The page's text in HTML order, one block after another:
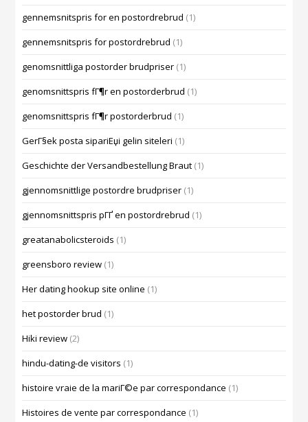
gennemsnitspris for en postordrebrud (1)
gennemsnitspris for postordrebrud (1)
genomsnittliga postorder brudpriser (1)
genomsnittspris fГ¶r en postorderbrud (1)
genomsnittspris fГ¶r postorderbrud (1)
GerГ§ek posta sipariЕџi gelin siteleri (1)
Geschichte der Versandbestellung Braut (1)
gjennomsnittlige postordre brudpriser (1)
gjennomsnittspris pГҐ en postordrebrud (1)
greatanabolicsteroids (1)
greensboro review (1)
Her dating hookup site online (1)
het postorder brud (1)
Hiki review (2)
hindu-dating-de visitors (1)
histoire vraie de la mariГ©e par correspondance (1)
Histoires de vente par correspondance (1)